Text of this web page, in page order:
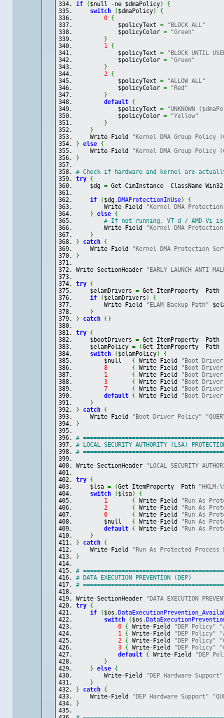
if
( $null -ne $dmaPolicy)
{
switch
( $dmaPolicy)
{
0 {
$policyText =
"BLOCK ALL"
$policyColor =
"Green"
}
1 {
$policyText =
"BLOCK UNTIL
$policyColor =
"Green"
}
2 {
$policyText =
"ALLOW ALL"
$policyColor =
"Red"
}
default {
$policyText =
"UNKNOWN
$policyColor =
"Yellow"
}
}
Write- Field
"Kernel DMA Group Policy
} else {
Write- Field
"Kernel DMA Group Policy
}
# Check if hardware and kernel are
try {
$dg = Get -CimInstance -ClassName
if
( $dg. DMAProtectionInUse)
{
Write- Field
"Kernel DMA
} else {
# If not running, VT-d / AMD-Vi
Write- Field
"Kernel DMA
}
}
catch {
Write- Field
"Kernel DMA Protection
}
Write-SectionHeader
"EARLY LAUNCH ANTI-
try {
$elamDrivers = Get -ItemProperty - Path
if
( $elamDrivers )
{
Write- Field "ELAM Backup Path"
}
}
catch { }
try {
$bootDrivers = Get -ItemProperty - Path
$elamPolicy = (Get -ItemProperty - Path
switch
( $elamPolicy)
{
$null { Write- Field
"Boot
8
{ Write- Field
"Boot
1
{ Write- Field
"Boot
3
{ Write- Field
"Boot
7
{ Write- Field
"Boot
default { Write- Field
"Boot
}
}
catch {
Write- Field "Boot Driver Policy"
}
#
# LOCAL SECURITY AUTHORITY (LSA)
#
Write-SectionHeader
"LOCAL SECURITY
try {
$lsa = (Get -ItemProperty - Path "HKLM:
switch
( $lsa)
{
1
{ Write- Field
"Run As
2
{ Write- Field
"Run As
0
{ Write- Field
"Run As
$null { Write- Field
"Run As
default { Write- Field
"Run As
}
}
catch {
Write- Field
"Run As Protected
}
#
# DATA EXECUTION PREVENTION (DEP)
#
Write-SectionHeader
"DATA EXECUTION
try {
if
( $os .
switch
( $os .
0 { Write- Field "DEP Policy"
1 { Write- Field "DEP Policy"
2 { Write- Field "DEP Policy"
3 { Write- Field "DEP Policy"
default { Write- Field
"DEP
}
} else {
Write- Field
"DEP Hardware Support"
}
}
catch {
Write- Field "DEP Hardware Support"
}